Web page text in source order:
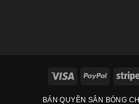
BẢN QUYỀN SÂN BÓNG